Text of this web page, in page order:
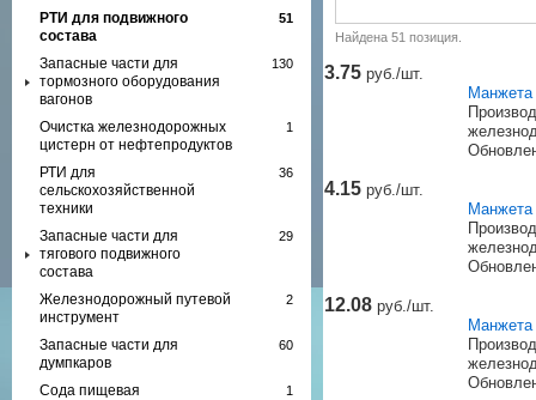
РТИ для подвижного
состава
51
Запасные части для
тормозного оборудования
вагонов
130
Очистка железнодорожных
цистерн от нефтепродуктов
1
РТИ для
сельскохозяйственной
техники
36
Запасные части для
тягового подвижного
состава
29
Железнодорожный путевой
инструмент
2
Запасные части для
думпкаров
60
Сода пищевая 1
Найдена 51 позиция.
3.75 руб./шт.
Манжета
4.15 руб./шт.
Манжета
12.08 руб./шт.
Манжета